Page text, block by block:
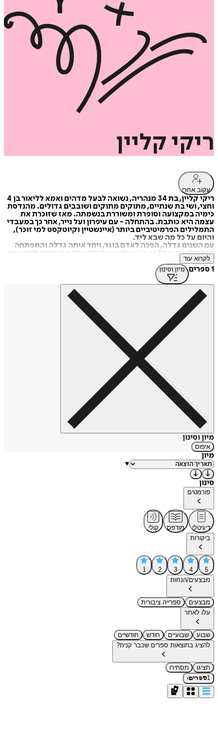
ריקי קליין
עקוב אחרי
ריקי קליין, בת 34 מנהריה, נשואה לבעל מדהים ואמא לליאור בן 4
וחצי, ושי בת שנתיים, מתוקים מתוקים ושובבים גדולים. מהנדסת
כימיה במקצועה וסופרת ומשוררת בנשמתה. מאז שזוכרת את
עצמה היא כותבת. בהתחלה - עם עיפרון ועל נייר, אחר כך במעבדי
התמלילים הפרמיטיביים ביותר (איינשטיין וקיוטקסט למי זוכר),
והיום על כל מה שבא ליד.
עם השנים גדלה, הפכה לאדם בוגר, ויחד איתה גדלה והתפתחה
הטכנולוגיה, וגדל גם הרצון להגיע לכולם ולתת לאחרים לחוות את
הקסם אשר מחבר בין מה שרואה העין ושומעת האוזן, למה
שמרגיש הלב ויוצרות הידיים. נפלה בחלקה ההזדמנות וההשראה
להוציא לאור ולהביא לידי ביטוי את מה שמתרוצץ אצלה בראש
בצורה של ספר ילדים.
לקרוא עוד
1 ספרים מיון וסינון
מיון וסינון
איפוס
מיון
▾
סינון
פורמטים
דיגיטלי מודפס
קולי
ביקורות
5
4
3
2
1
מבצעים/הנחות
מבצעים
ספרייה ציבורית
עלו לאתר
שבוע שבועיים חודש
חודשיים
להציג בתוצאות ספרים שכבר קנית?
תציגו
תסתירו
1ספרים›